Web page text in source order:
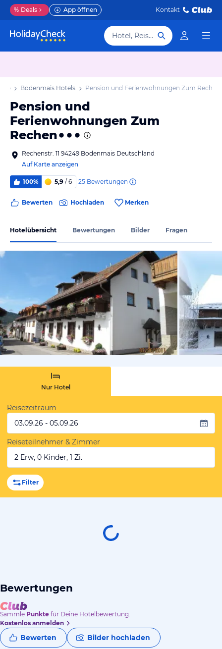
% Deals App öffnen Kontakt
Hotel, Reiseziel
Bodenmais Hotels Pension und Ferienwohnungen Zum Rechen
Pension und
Ferienwohnungen Zum
Rechen
Rechenstr. 11 94249 Bodenmais Deutschland
Auf Karte anzeigen
100% 5,9 / 6 25 Bewertungen
Bewerten Hochladen Merken
Hotelübersicht Bewertungen Bilder Fragen
vom
Nur Hotel
Reisezeitraum
03.09.26 - 05.09.26
Reiseteilnehmer & Zimmer
2 Erw, 0 Kinder, 1 Zi.
Filter
Bewertungen
Sammle Punkte für Deine Hotelbewertung.
Kostenlos anmelden
Bewerten Bilder hochladen